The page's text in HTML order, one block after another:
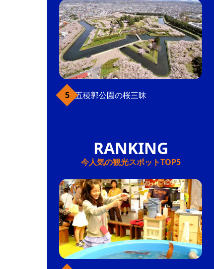
五稜郭公園の桜三昧
今人気の観光スポットTOP5